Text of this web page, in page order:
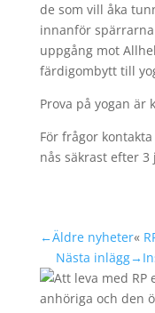
de som vill åka
innanför
uppgång mot
färdigombytt till
Prova på yogan
För frågor
nås säkrast efter 3
←Äldre nyheter«
Nästa inlägg→